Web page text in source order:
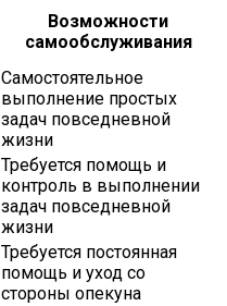
Возможности
самообслуживания
Самостоятельное
выполнение простых
задач повседневной
жизни
Требуется помощь и
контроль в выполнении
задач повседневной
жизни
Требуется постоянная
помощь и уход со
стороны опекуна